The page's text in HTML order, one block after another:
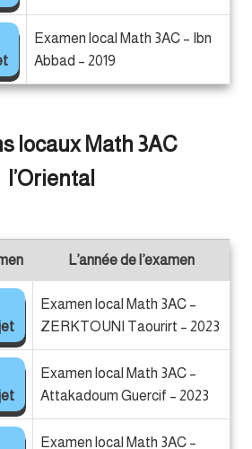
Examen local Math 3AC – Ibn
Abbad – 2019
locaux Math 3AC
l’Oriental
L’année de l’examen
Examen local Math 3AC –
ZERKTOUNI Taourirt – 2023
Examen local Math 3AC –
Attakadoum Guercif – 2023
Examen local Math 3AC –